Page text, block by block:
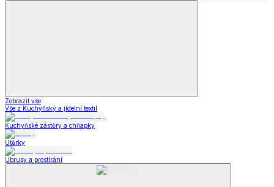
Zobrazit vše
Vše z Kuchyňský a jídelní textil
Kuchyňské zástěry a chňapky
Utěrky
Ubrusy a prostírání